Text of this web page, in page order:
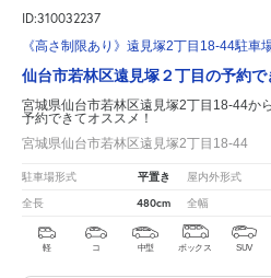
ID:310032237
《高さ制限あり》遠見塚2丁目18-44駐車
仙台市若林区遠見塚２丁目の予約で
宮城県仙台市若林区遠見塚2丁目18-44から
予約できてオススメ！
宮城県仙台市若林区遠見塚2丁目18-44
駐車場形式 平置き 屋内外形式
全長 480cm 全幅
軽 コ 中型 ボックス SUV